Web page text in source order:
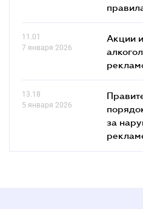
11.01
7 января 2026
Акции
13.18
5 января 2026
за